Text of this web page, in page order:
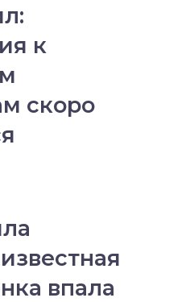
к
скоро
впала